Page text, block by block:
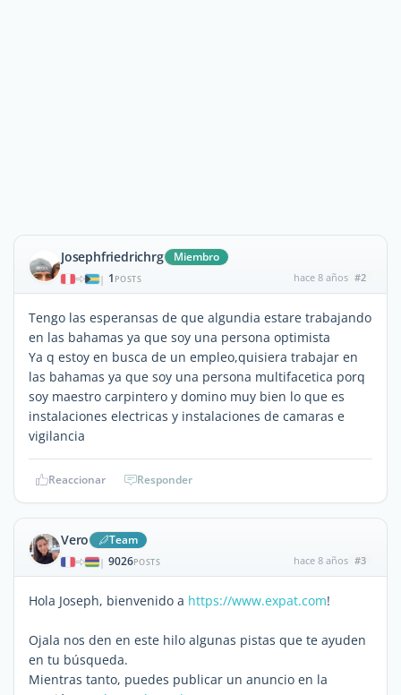
Josephfriedrichrg Miembro
| 1 POSTS hace 8 años #2
Tengo las esperansas de que algundia estare trabajando
en las bahamas ya que soy una persona optimista
Ya q estoy en busca de un empleo,quisiera trabajar en
las bahamas ya que soy una persona multifacetica porq
soy maestro carpintero y domino muy bien lo que es
instalaciones electricas y instalaciones de camaras e
vigilancia
Reaccionar Responder
Vero Team
| 9026POSTS hace 8 años #3
Hola Joseph, bienvenido a https://www.expat.com!
Ojala nos den en este hilo algunas pistas que te ayuden
en tu búsqueda.
Mientras tanto, puedes publicar un anuncio en la